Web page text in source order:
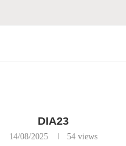
DIA23
14/08/2025 54views